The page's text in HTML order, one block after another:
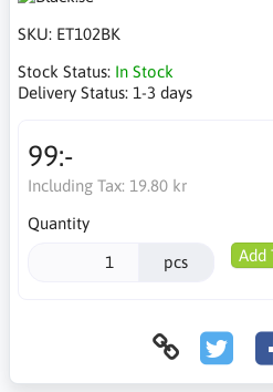
SKU: ET102BK
Stock Status: In Stock
Delivery Status: 1-3 days
99:-
Including Tax: 19.80 kr
Quantity
pcs Add